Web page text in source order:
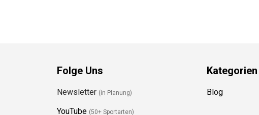
Folge Uns
Newsletter(in Planung)
YouTube (50+ Sportarten)
Kategorien
Blog